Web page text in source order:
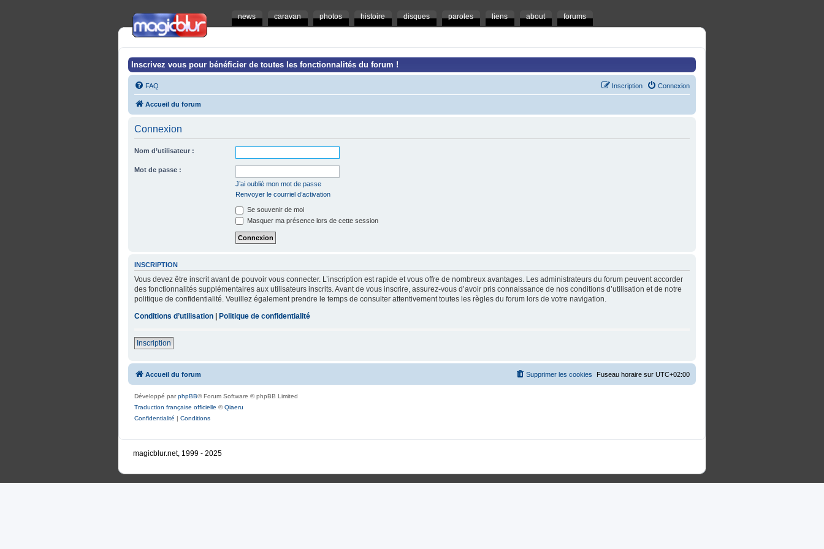
news caravan photos histoire disques paroles liens about forums
Inscrivez vous pour bénéficier de toutes les fonctionnalités du forum !
FAQ Connexion
Inscription
Accueil du forum
Connexion
Nom d’utilisateur :
Mot de passe :
J’ai oublié mon mot de passe
Renvoyer le courriel d’activation
Se souvenir de moi
Masquer ma présence lors de cette session
INSCRIPTION
Vous devez être inscrit avant de pouvoir vous connecter. L’inscription est rapide et vous offre de nombreux avantages. Les administrateurs du forum peuvent accorder
des fonctionnalités supplémentaires aux utilisateurs inscrits. Avant de vous inscrire, assurez-vous d’avoir pris connaissance de nos conditions d’utilisation et de notre
politique de confidentialité. Veuillez également prendre le temps de consulter attentivement toutes les règles du forum lors de votre navigation.
Conditions d’utilisation | Politique de confidentialité
Inscription
Accueil du forum Fuseau horaire sur UTC+02:00
Supprimer les cookies
Développé parphpBB® Forum Software © phpBB Limited
Traduction française officielle ©Qiaeru
Confidentialité | Conditions
magicblur.net, 1999 - 2025